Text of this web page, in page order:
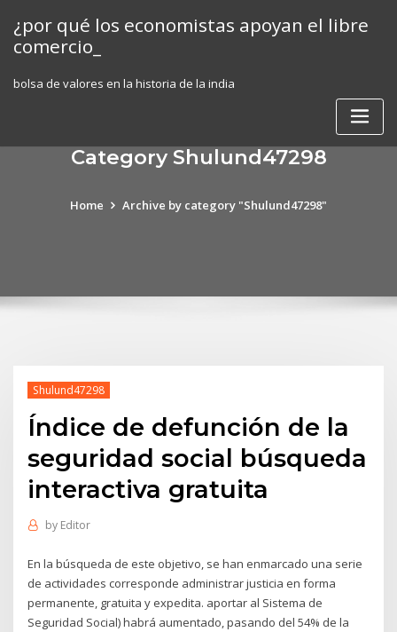
content
¿por qué los economistas apoyan el libre
comercio_
bolsa de valores en la historia de la india
Category Shulund47298
Home Archive by category "Shulund47298"
Shulund47298
Índice de defunción de la
seguridad social búsqueda
interactiva gratuita
by Editor
En la búsqueda de este objetivo, se han enmarcado una serie
de actividades corresponde administrar justicia en forma
permanente, gratuita y expedita. aportar al Sistema de
Seguridad Social) habrá aumentado, pasando del 54% de la